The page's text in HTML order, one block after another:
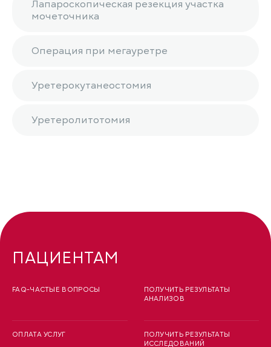
Лапароскопическая резекция участка
мочеточника
Операция при мегауретре
Уретерокутанеостомия
Уретеролитотомия
ПАЦИЕНТАМ
FAQ-ЧАСТЫЕ ВОПРОСЫ
ОПЛАТА УСЛУГ
ПОЛУЧИТЬ РЕЗУЛЬТАТЫ
АНАЛИЗОВ
ПОЛУЧИТЬ РЕЗУЛЬТАТЫ
ИССЛЕДОВАНИЙ